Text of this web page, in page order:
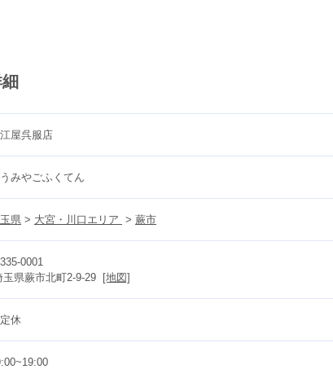
屋呉服店
みやごふくてん
県 > 大宮・川口エリア > 蕨市
0001
玉県蕨市北町2-9-29
[地図]
休